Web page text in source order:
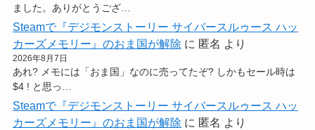
ました。ありがとうござ…
Steamで『デジモンストーリー サイバースルゥース ハッ
カーズメモリー』のおま国が解除 に 匿名 より
2026年8月7日
あれ? メモには「おま国」なのに売ってたぞ? しかもセール時は
$4 ! と思っ…
Steamで『デジモンストーリー サイバースルゥース ハッ
カーズメモリー』のおま国が解除 に 匿名 より